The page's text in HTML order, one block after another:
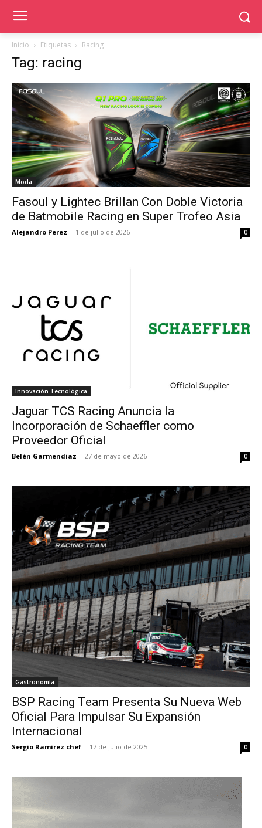
Inicio Etiquetas Racing
Tag: racing
Moda
Fasoul y Lightec Brillan Con Doble Victoria
de Batmobile Racing en Super Trofeo Asia
Alejandro Perez - 1 de julio de 2026 0
Innovación Tecnológica
Jaguar TCS Racing Anuncia la
Incorporación de Schaeffler como
Proveedor Oficial
Belén Garmendiaz - 27 de mayo de 2026 0
Gastronomía
BSP Racing Team Presenta Su Nueva Web
Oficial Para Impulsar Su Expansión
Internacional
Sergio Ramirez chef - 17 de julio de 2025 0